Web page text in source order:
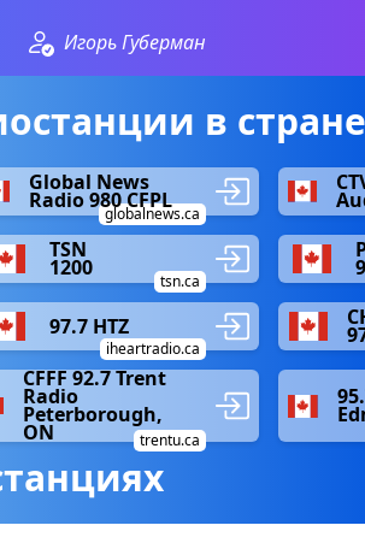
Игорь Губерман
в
Global News
Radio 980 CFPL
globalnews.ca
TSN
1200
tsn.ca
97.7 HTZ
iheartradio.ca
CFFF 92.7 Trent
Radio
Peterborough,
ON trentu.ca